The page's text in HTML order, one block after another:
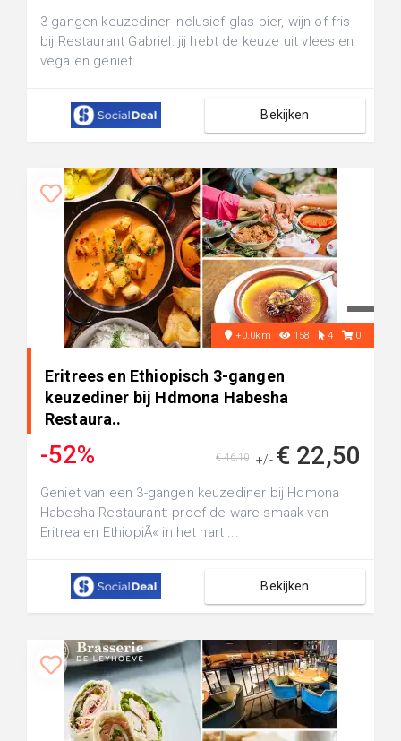
3-gangen keuzediner inclusief glas bier, wijn of fris
bij Restaurant Gabriel: jij hebt de keuze uit vlees en
vega en geniet...
Bekijken
+0.0km 158 4 0
Eritrees en Ethiopisch 3-gangen
keuzediner bij Hdmona Habesha
Restaura..
-52% +/- € 22,50
€ 46,10
Geniet van een 3-gangen keuzediner bij Hdmona
Habesha Restaurant: proef de ware smaak van
Eritrea en EthiopiÃ« in het hart ...
Bekijken